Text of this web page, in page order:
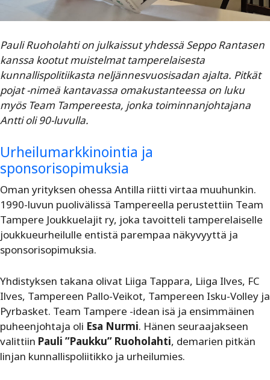
Pauli Ruoholahti on julkaissut yhdessä Seppo Rantasen
kanssa kootut muistelmat tamperelaisesta
kunnallispolitiikasta neljännesvuosisadan ajalta. Pitkät
pojat -nimeä kantavassa omakustanteessa on luku
myös Team Tampereesta, jonka toiminnanjohtajana
Antti oli 90-luvulla.
Urheilumarkkinointia ja
sponsorisopimuksia
Oman yrityksen ohessa Antilla riitti virtaa muuhunkin.
1990-luvun puolivälissä Tampereella perustettiin Team
Tampere Joukkuelajit ry, joka tavoitteli tamperelaiselle
joukkueurheilulle entistä parempaa näkyvyyttä ja
sponsorisopimuksia.
Yhdistyksen takana olivat Liiga Tappara, Liiga Ilves, FC
Ilves, Tampereen Pallo-Veikot, Tampereen Isku-Volley ja
Pyrbasket. Team Tampere -idean isä ja ensimmäinen
puheenjohtaja oli Esa Nurmi. Hänen seuraajakseen
valittiin Pauli ”Paukku” Ruoholahti, demarien pitkän
linjan kunnallispoliitikko ja urheilumies.